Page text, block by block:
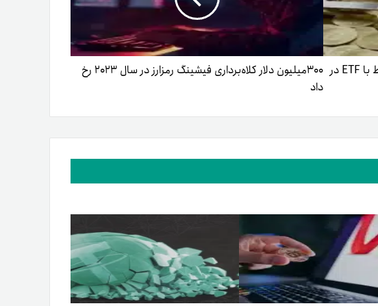
پیش‌بینی قیمت بیت کوین: آیا اخبار منفی مرتبط با ETF در
۳۰۰میلیون دلار کلاه‌برداری فیشینگ رمزارز در سال ۲۰۲۳ رخ
داد